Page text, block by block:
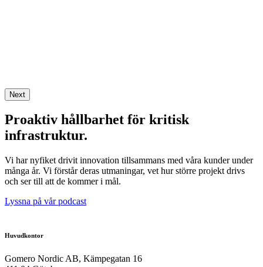
Next
Proaktiv hållbarhet för kritisk
infrastruktur.
Vi har nyfiket drivit innovation tillsammans med våra kunder under
många år. Vi förstår deras utmaningar, vet hur större projekt drivs
och ser till att de kommer i mål.
Lyssna på vår podcast
Huvudkontor
Gomero Nordic AB, Kämpegatan 16